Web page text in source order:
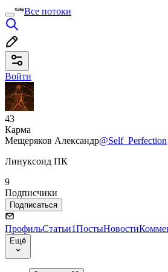
Все потоки
Войти
43
Карма
Мещеряков Александр@Self_Perfection
Линуксоид ПК
9
Подписчики
Подписаться
ПрофильСтатьи1ПостыНовости
Ещё